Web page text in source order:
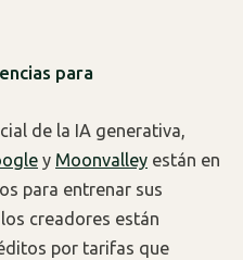
para
de la IA generativa,
y Moonvalley están en
para entrenar sus
creadores están
por tarifas que